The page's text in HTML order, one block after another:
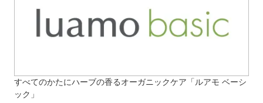
すべてのかたにハーブの香るオーガニックケア「ルアモ ベーシ
ック」